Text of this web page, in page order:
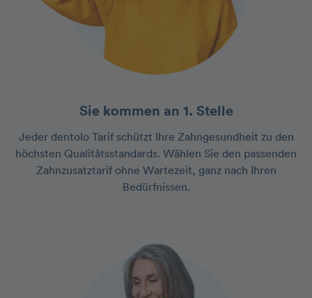
Sie kommen an 1. Stelle
Jeder dentolo Tarif schützt Ihre Zahngesundheit zu den
höchsten Qualitätsstandards. Wählen Sie den passenden
Zahnzusatztarif ohne Wartezeit, ganz nach Ihren
Bedürfnissen.